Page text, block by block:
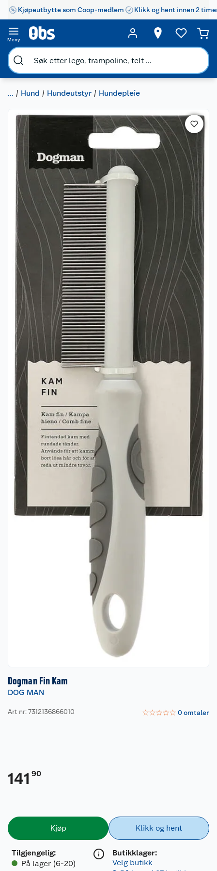
Kjøpeutbytte som Coop-medlem Klikk og hent innen 2
Meny
... Hund Hundeutstyr Hundepleie
Dogman Fin Kam
DOG MAN
Art nr: 7312136866010 ☆☆☆☆☆ 0omtaler
141 90
Kjøp
Tilgjengelig:
På lager (6-20)
Klikk og hent
Butikklager:
Velg butikk